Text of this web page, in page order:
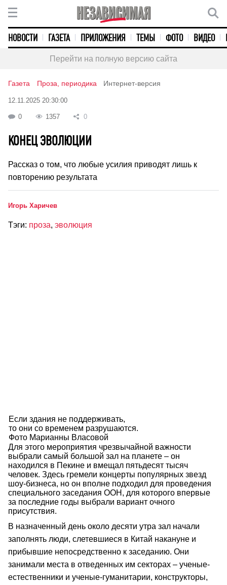
НОВОСТИ ГАЗЕТА ПРИЛОЖЕНИЯ ТЕМЫ ФОТО ВИДЕО
Перейти на полную версию сайта
Газета Проза, периодика Интернет-версия
12.11.2025 20:30:00
0 1357 0
КОНЕЦ ЭВОЛЮЦИИ
Рассказ о том, что любые усилия приводят лишь к
повторению результата
Игорь Харичев
Тэги: проза, эволюция
Если здания не поддерживать,
то они со временем разрушаются.
Фото Марианны Власовой
Для этого мероприятия чрезвычайной важности
выбрали самый большой зал на планете – он
находился в Пекине и вмещал пятьдесят тысяч
человек. Здесь гремели концерты популярных звезд
шоу-бизнеса, но он вполне подходил для проведения
специального заседания ООН, для которого впервые
за последние годы выбрали вариант очного
присутствия.
В назначенный день около десяти утра зал начали
заполнять люди, слетевшиеся в Китай накануне и
прибывшие непосредственно к заседанию. Они
занимали места в отведенных им секторах – ученые-
естественники и ученые-гуманитарии, конструкторы,